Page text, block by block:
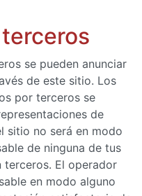
se pueden anunciar
de este sitio. Los
por terceros se
de
sitio no será en modo
de ninguna de tus
terceros. El operador
en modo alguno